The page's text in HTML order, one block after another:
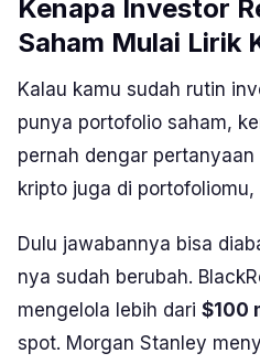
Kenapa Investor
Saham Mulai Lirik
Kalau kamu sudah rutin
punya portofolio saham,
pernah dengar pertanyaan
kripto juga di
Dulu jawabannya bisa
nya sudah berubah.
mengelola lebih dari $100
spot. Morgan Stanley